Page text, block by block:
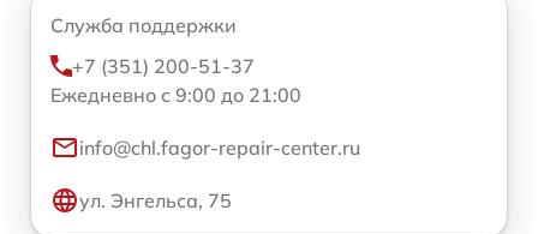
Служба поддержки
+7 (351) 200-51-37
Ежедневно с 9:00 до 21:00
info@chl.fagor-repair-center.ru
ул. Энгельса, 75